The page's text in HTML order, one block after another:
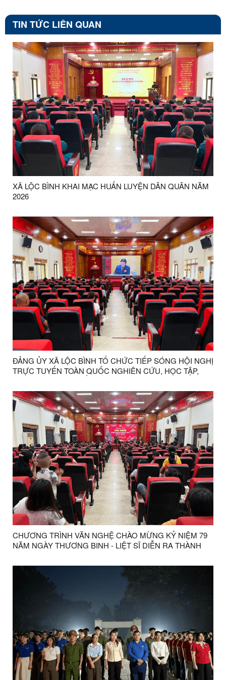
TIN TỨC LIÊN QUAN
XÃ LỘC BÌNH KHAI MẠC HUẤN LUYỆN DÂN QUÂN NĂM
2026
ĐẢNG ỦY XÃ LỘC BÌNH TỔ CHỨC TIẾP SÓNG HỘI NGHỊ
TRỰC TUYẾN TOÀN QUỐC NGHIÊN CỨU, HỌC TẬP,
HỘI NGHỊ LẦN THỨ BA BAN CHẤP HÀNH TRUNG
ƯƠNG ĐẢNG KHÓA XIV
CHƯƠNG TRÌNH VĂN NGHỆ CHÀO MỪNG KỶ NIỆM 79
NĂM NGÀY THƯƠNG BINH - LIỆT SĨ DIỄN RA THÀNH